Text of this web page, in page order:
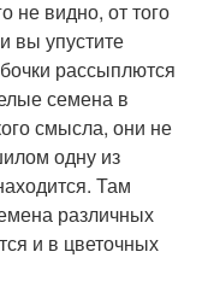
не видно, от того
вы упустите
рассыплются
семена в
смысла, они не
одну из
Там
различных
и в цветочных